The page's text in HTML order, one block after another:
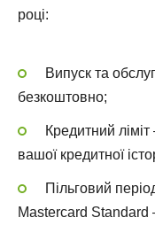
році:
Випуск та
безкоштовно;
Кредитний
вашої кредитної
Пільговий
Mastercard Standard